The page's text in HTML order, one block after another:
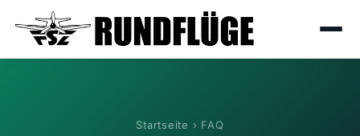
Startseite › FAQ